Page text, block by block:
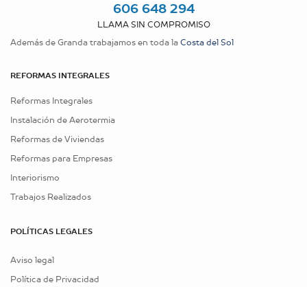
606 648 294
LLAMA SIN COMPROMISO
Además de Granda trabajamos en toda laCosta del Sol
REFORMAS INTEGRALES
Reformas Integrales
Instalación de Aerotermia
Reformas de Viviendas
Reformas para Empresas
Interiorismo
Trabajos Realizados
POLÍTICAS LEGALES
Aviso legal
Política de Privacidad